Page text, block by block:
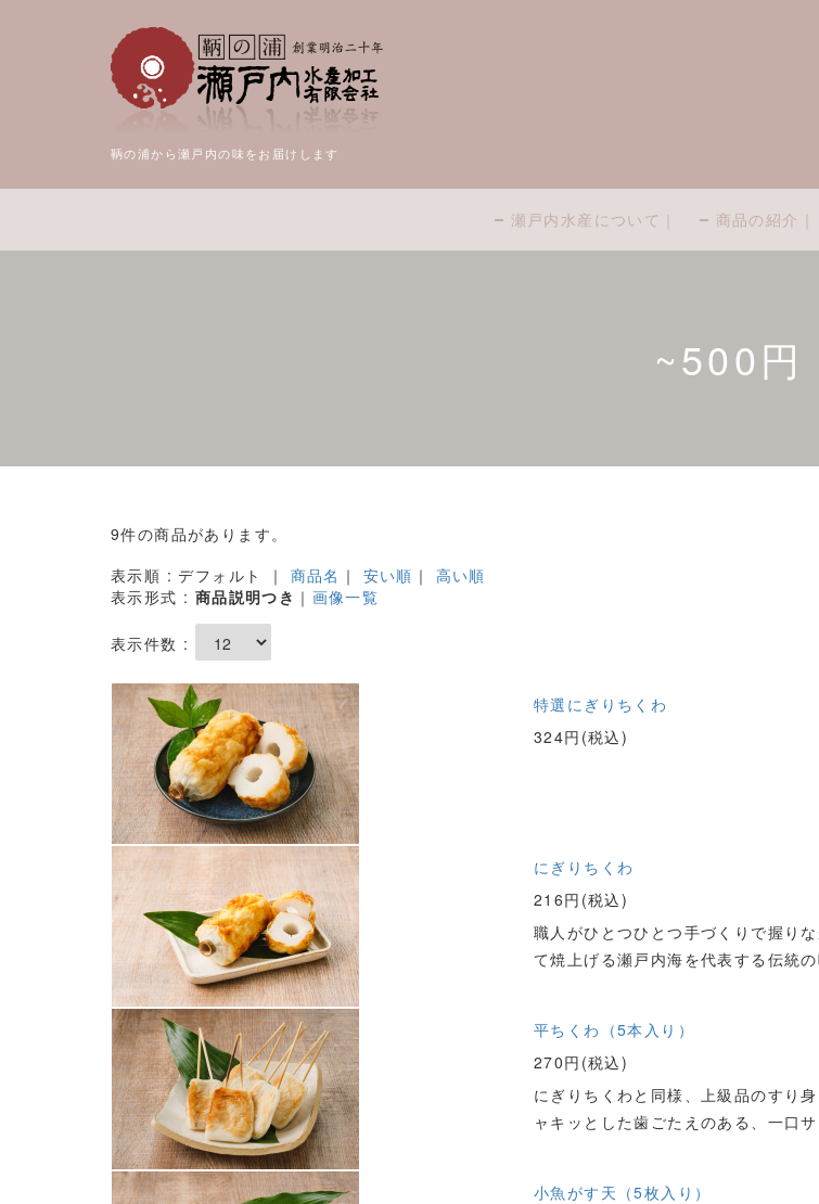
鞆の浦から瀬戸内の味をお届けします
瀬戸内水産について｜ 商品の紹介｜
~500円
9件の商品があります。
表示順 : デフォルト ｜ 商品名 ｜ 安い順 ｜ 高い順
表示形式 : 商品説明つき ｜ 画像一覧
表示件数 :
特選にぎりちくわ
324円(税込)
にぎりちくわ
216円(税込)
職人がひとつひとつ手づくりで握り
て焼上げる瀬戸内海を代表する伝統
平ちくわ（5本入り）
270円(税込)
にぎりちくわと同様、上級品のすり
ャキッとした歯ごたえのある、一口
小魚がす天（5枚入り）